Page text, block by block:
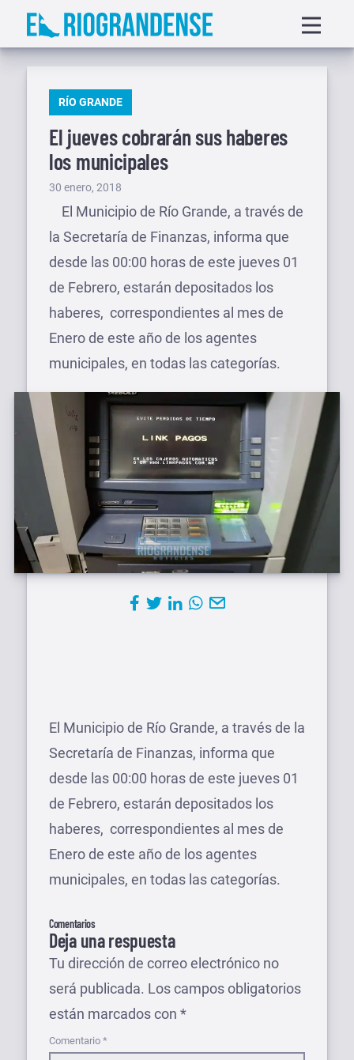
Saltar
menu
PUBLICADO
RÍO GRANDE
El jueves cobrarán sus haberes
los municipales
Publicado
30 enero, 2018
El Municipio de Río Grande, a través de
la Secretaría de Finanzas, informa que
desde las 00:00 horas de este jueves 01
de Febrero, estarán depositados los
haberes, correspondientes al mes de
Enero de este año de los agentes
municipales, en todas las categorías.
El Municipio de Río Grande, a través de la
Secretaría de Finanzas, informa que
desde las 00:00 horas de este jueves 01
de Febrero, estarán depositados los
haberes, correspondientes al mes de
Enero de este año de los agentes
municipales, en todas las categorías.
Comentarios
Deja una respuesta
Tu dirección de correo electrónico no
será publicada. Los campos obligatorios
están marcados con *
Comentario *